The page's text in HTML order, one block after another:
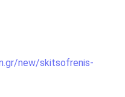
new/skitsofrenis-